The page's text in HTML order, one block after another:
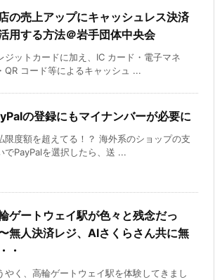
の売上アップにキャッシュレス決済
用する方法＠岩手団体中央会
ジットカードに加え、IC カード・電子マネ
QR コード等によるキャッシュ ...
の登録にもマイナンバーが必要に
限度額を超えてる！？ 海外系のショップの支
でPayPalを選択したら、送 ...
ゲートウェイ駅が色々と残念だっ
無人決済レジ、AIさくらさん共に無
・
やく、高輪ゲートウェイ駅を体験してきまし